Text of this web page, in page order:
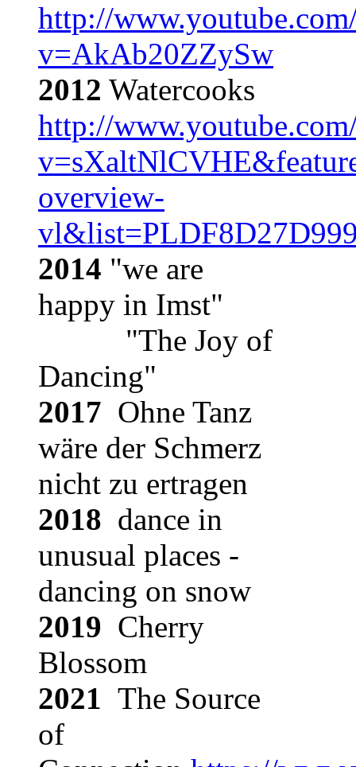
http://
v=AkAb20ZZySw
2012 Watercooks
http://
overview-
2014 "we are
happy in Imst"
"The Joy of
Dancing"
2017 Ohne Tanz
wäre der Schmerz
nicht zu ertragen
2018 dance in
unusual places -
dancing on snow
2019 Cherry
Blossom
2021 The Source
of